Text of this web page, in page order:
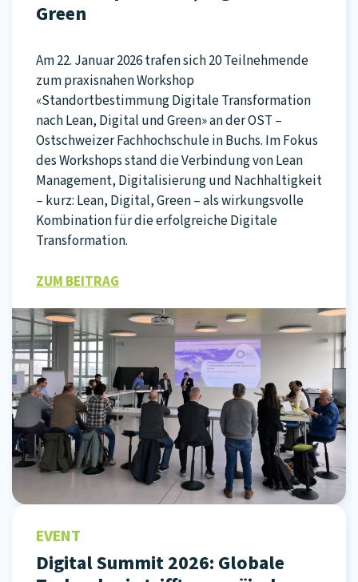
Green
Am 22. Januar 2026 trafen sich 20 Teilnehmende
zum praxisnahen Workshop
«Standortbestimmung Digitale Transformation
nach Lean, Digital und Green» an der OST –
Ostschweizer Fachhochschule in Buchs. Im Fokus
des Workshops stand die Verbindung von Lean
Management, Digitalisierung und Nachhaltigkeit
– kurz: Lean, Digital, Green – als wirkungsvolle
Kombination für die erfolgreiche Digitale
Transformation.
ZUM BEITRAG
EVENT
Digital Summit 2026: Globale